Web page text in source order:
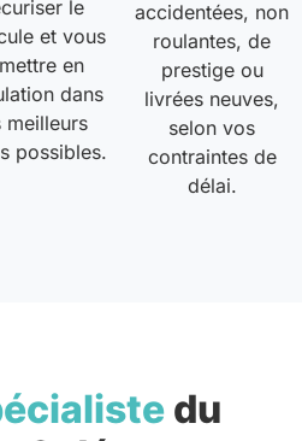
le
et vous
en
dans
meilleurs
possibles.
accidentées, non
roulantes, de
prestige ou
livrées neuves,
selon vos
contraintes de
délai.
du